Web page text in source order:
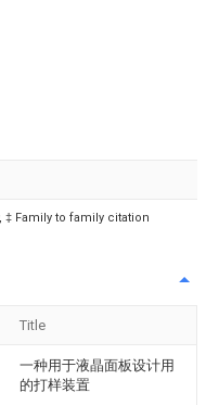
‡ Family to family citation
Title
一种用于液晶面板设计用
的打样装置